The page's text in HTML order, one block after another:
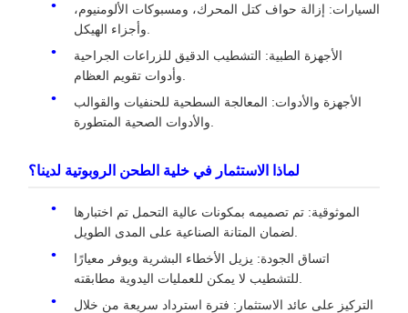
السيارات: إزالة حواف كتل المحرك، ومسبوكات الألومنيوم،
الأجهزة الطبية: التشطيب الدقيق للزراعات الجراحية
الأجهزة والأدوات: المعالجة السطحية للحنفيات والقوالب
لماذا الاستثمار في خلية الطحن الروبوتية لدينا؟
الموثوقية: تم تصميمه بمكونات عالية التحمل تم اختبارها
اتساق الجودة: يزيل الأخطاء البشرية ويوفر معيارًا
التركيز على عائد الاستثمار: فترة استرداد سريعة من خلال